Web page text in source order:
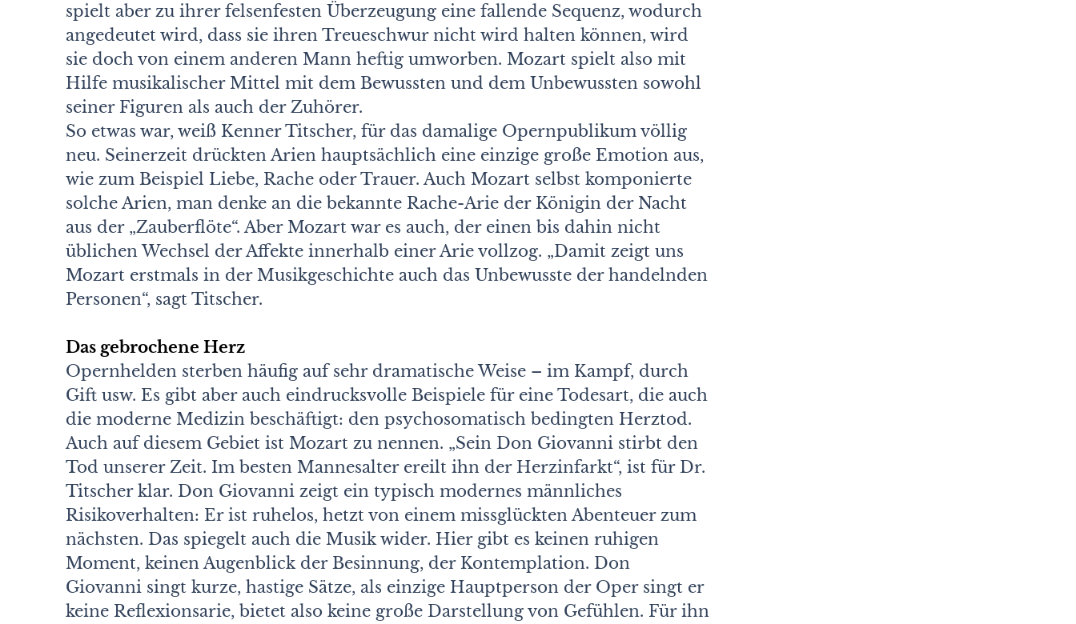
spielt aber zu ihrer felsenfesten Überzeugung eine fallende Sequenz, wodurch
angedeutet wird, dass sie ihren Treueschwur nicht wird halten können, wird
sie doch von einem anderen Mann heftig umworben. Mozart spielt also mit
Hilfe musikalischer Mittel mit dem Bewussten und dem Unbewussten sowohl
seiner Figuren als auch der Zuhörer.
So etwas war, weiß Kenner Titscher, für das damalige Opernpublikum völlig
neu. Seinerzeit drückten Arien hauptsächlich eine einzige große Emotion aus,
wie zum Beispiel Liebe, Rache oder Trauer. Auch Mozart selbst komponierte
solche Arien, man denke an die bekannte Rache-Arie der Königin der Nacht
aus der „Zauberflöte“. Aber Mozart war es auch, der einen bis dahin nicht
üblichen Wechsel der Affekte innerhalb einer Arie vollzog. „Damit zeigt uns
Mozart erstmals in der Musikgeschichte auch das Unbewusste der handelnden
Personen“, sagt Titscher.
Das gebrochene Herz
Opernhelden sterben häufig auf sehr dramatische Weise – im Kampf, durch
Gift usw. Es gibt aber auch eindrucksvolle Beispiele für eine Todesart, die auch
die moderne Medizin beschäftigt: den psychosomatisch bedingten Herztod.
Auch auf diesem Gebiet ist Mozart zu nennen. „Sein Don Giovanni stirbt den
Tod unserer Zeit. Im besten Mannesalter ereilt ihn der Herzinfarkt“, ist für Dr.
Titscher klar. Don Giovanni zeigt ein typisch modernes männliches
Risikoverhalten: Er ist ruhelos, hetzt von einem missglückten Abenteuer zum
nächsten. Das spiegelt auch die Musik wider. Hier gibt es keinen ruhigen
Moment, keinen Augenblick der Besinnung, der Kontemplation. Don
Giovanni singt kurze, hastige Sätze, als einzige Hauptperson der Oper singt er
keine Reflexionsarie, bietet also keine große Darstellung von Gefühlen. Für ihn